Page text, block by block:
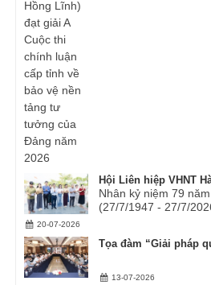
Hội Liên hiệp VHNT
Nhân kỷ niệm 79
(27/7/1947 - 27/7/
20-07-2026
Tọa đàm “Giải pháp
13-07-2026